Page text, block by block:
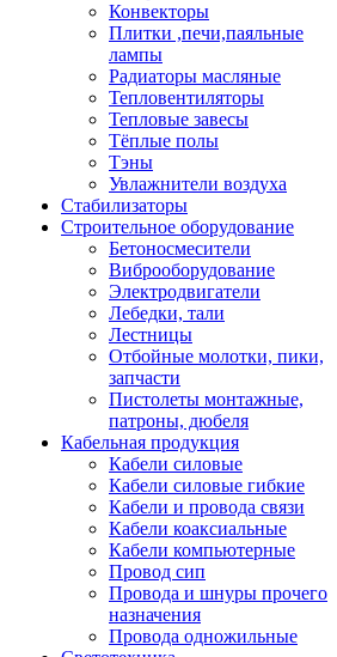
Конвекторы
Плитки ,печи,паяльные
лампы
Радиаторы масляные
Тепловентиляторы
Тепловые завесы
Тёплые полы
Тэны
Увлажнители воздуха
Стабилизаторы
Строительное оборудование
Бетоносмесители
Виброоборудование
Электродвигатели
Лебедки, тали
Лестницы
Отбойные молотки, пики,
запчасти
Пистолеты монтажные,
патроны, дюбеля
Кабельная продукция
Кабели силовые
Кабели силовые гибкие
Кабели и провода связи
Кабели коаксиальные
Кабели компьютерные
Провод сип
Провода и шнуры прочего
назначения
Провода одножильные